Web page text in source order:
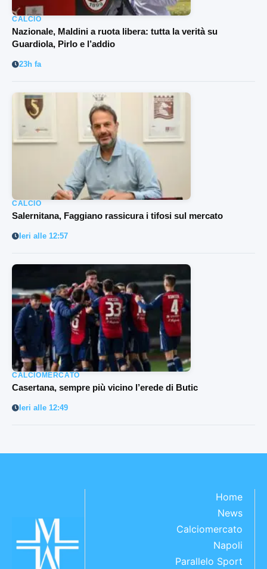
CALCIO
Nazionale, Maldini a ruota libera: tutta la verità su
Guardiola, Pirlo e l’addio
23h fa
CALCIO
Salernitana, Faggiano rassicura i tifosi sul mercato
Ieri alle 12:57
CALCIOMERCATO
Casertana, sempre più vicino l’erede di Butic
Ieri alle 12:49
Home
News
Calciomercato
Napoli
Parallelo Sport